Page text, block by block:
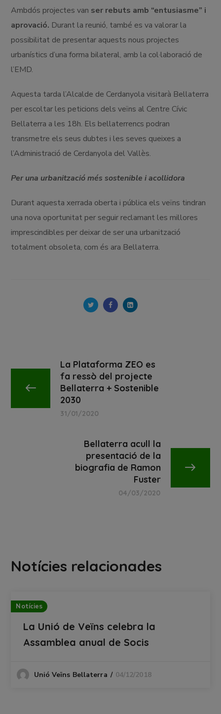
Ambdós projectes van ser rebuts amb “entusiasme” i
aprovació. Durant la reunió, també es va valorar la
possibilitat de presentar aquests nous projectes
urbanístics d’una forma bilateral, amb la col·laboració de
l’EMD.
Aquesta tarda l’Alcalde de Cerdanyola visitarà Bellaterra
per escoltar les peticions dels veïns al Centre Cívic
Bellaterra a les 18h. Els bellaterrencs podran
transmetre els seus dubtes i les seves queixes a
l’Administració de Cerdanyola del Vallès.
Per una urbanització més sostenible i acollidora
Durant aquesta xerrada oberta i pública els veïns tindran
una nova oportunitat per seguir reclamant les millores
imprescindibles per deixar de ser una urbanització
totalment obsoleta, com és ara Bellaterra.
La Plataforma ZEO es
fa ressò del projecte
Bellaterra + Sostenible
2030
31/01/2020
Bellaterra acull la
presentació de la
biografia de Ramon
Fuster
04/03/2020
Notícies relacionades
Notícies
La Unió de Veïns celebra la
Assamblea anual de Socis
Unió Veïns Bellaterra 04/12/2018